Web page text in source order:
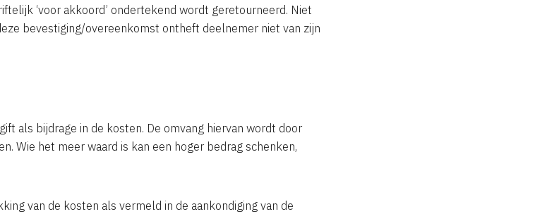
‘voor akkoord’ ondertekend wordt geretourneerd. Niet
bevestiging/overeenkomst ontheft deelnemer niet van zijn
als bijdrage in de kosten. De omvang hiervan wordt door
Wie het meer waard is kan een hoger bedrag schenken,
van de kosten als vermeld in de aankondiging van de